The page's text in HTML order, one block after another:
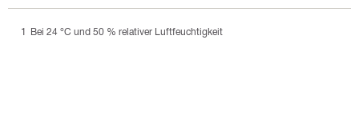
Bei 24 °C und 50 % relativer Luftfeuchtigkeit